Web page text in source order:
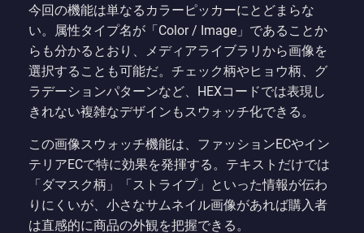
今回の機能は単なるカラーピッカーにとどまらな
い。属性タイプ名が「Color / Image」であることか
らも分かるとおり、メディアライブラリから画像を
選択することも可能だ。チェック柄やヒョウ柄、グ
ラデーションパターンなど、HEXコードでは表現し
きれない複雑なデザインもスウォッチ化できる。
この画像スウォッチ機能は、ファッションECやイン
テリアECで特に効果を発揮する。テキストだけでは
「ダマスク柄」「ストライプ」といった情報が伝わ
りにくいが、小さなサムネイル画像があれば購入者
は直感的に商品の外観を把握できる。